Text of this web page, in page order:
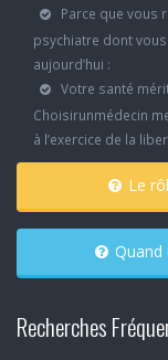
Parce que vous
psychiatre dont
aujourd’hui :
Votre santé
Choisirunmédecin
à l’exercice de la
Recherches